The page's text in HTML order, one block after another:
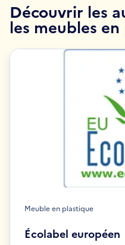
Découvrir les
les meubles
Meuble en plastique
Écolabel européen